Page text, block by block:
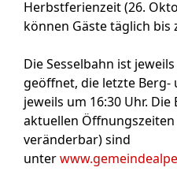
Herbstferienzeit (26.
können Gäste täglich bis
Die Sesselbahn ist
geöffnet, die letzte
jeweils um 16:30 Uhr.
aktuellen
veränderbar) sind
unter